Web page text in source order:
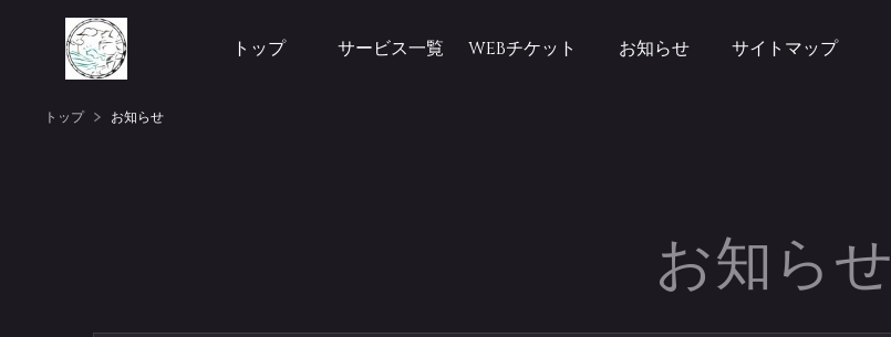
トップ サービス一覧 WEBチケット お知らせ サイトマップ
トップ お知らせ
お知らせ